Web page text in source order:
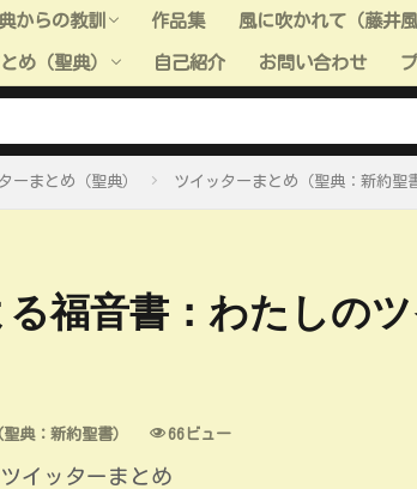
からの教訓
典からの教訓（旧約聖書）
典からの教訓（新約聖書）
典からの教訓（モルモン書）
典からの教訓（教義と聖約）
典からの教訓（高価な真珠）
典からの教訓（全般）
典＿小ネタ
作品集 風に吹かれて（藤井
め（聖典） 自己紹介 お問い合わせ
ーまとめ（聖典） ツイッターまとめ（聖典：新約聖
る福音書：わたしの
典：新約聖書） 66ビュー
イッターまとめ